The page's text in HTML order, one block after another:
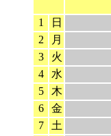
1 日
2
月
3
火
4
水
5
木
6
金
7
土